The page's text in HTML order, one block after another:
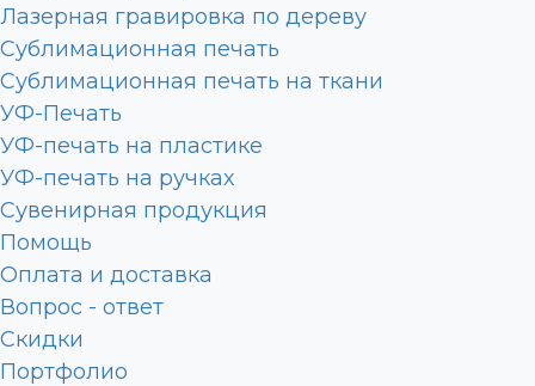
Лазерная гравировка по дереву
Сублимационная печать
Сублимационная печать на ткани
УФ-Печать
УФ-печать на пластике
УФ-печать на ручках
Сувенирная продукция
Помощь
Оплата и доставка
Вопрос - ответ
Скидки
Портфолио